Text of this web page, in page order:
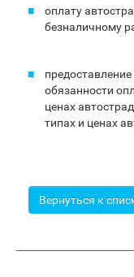
оплату
безналичному
обязанности
ценaх
типах и ценах
Вернуться к